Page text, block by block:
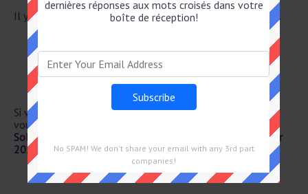
Il y a un total de 29 mots croisés pour le 11 Janvier 2025.
DONNE FAIM
USÉE PAR FROT– TEMENT
TEL LE DINDON DE LA FARCE
TRIOLET INTIME
Si vous avez déjà résolu cet indice de mots croisés et que
vous recherchez le message principal, rendez-vous sur
Solution Notre Temps Mots Fléchés Force 2 du 11 Janvier
2025
Newsletter
dernières réponses aux mots croisés dans votre
boîte de réception!
No SPAM! We don't share your email with any 3rd part
companies!